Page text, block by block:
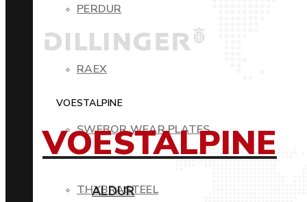
PERDUR
RAEX
SWEBOR WEAR PLATES
THYBRASTEEL
VOESTALPINE
VOESTALPINE
ALDUR